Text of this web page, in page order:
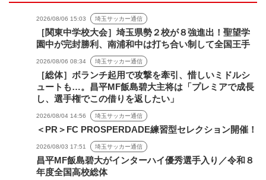
2026/08/06 15:03 埼玉サッカー通信
［関東中学校大会］埼玉県勢２校が８強進出！聖望学
園中が完封勝利、南浦和中は打ち合い制して全国王手
2026/08/06 08:34 埼玉サッカー通信
［総体］ボランチ起用で攻撃を牽引、惜しいミドルシ
ュートも…。昌平MF飯島碧大主将は「プレミアで成長
し、選手権でこの借りを返したい」
2026/08/04 14:56 埼玉サッカー通信
＜PR＞FC PROSPERDADE練習型セレクション開催！
2026/08/03 17:51 埼玉サッカー通信
昌平MF飯島碧大がインターハイ優秀選手入り／令和８
年度全国高校総体